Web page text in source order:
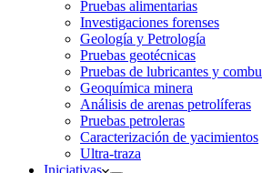
Pruebas alimentarias
Investigaciones forenses
Geología y Petrología
Pruebas geotécnicas
Pruebas de lubricantes y
Geoquímica minera
Análisis de arenas petrolíferas
Pruebas petroleras
Caracterización de yacimientos
Ultra-traza
Iniciativas